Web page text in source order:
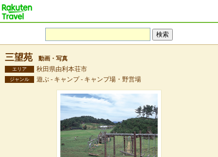
三望苑 動画・写真
エリア 秋田県由利本荘市
ジャンル 遊ぶ - キャンプ - キャンプ場・野営場